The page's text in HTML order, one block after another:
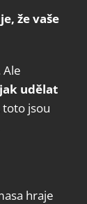
že vaše
Ale
jak udělat
toto jsou
hraje